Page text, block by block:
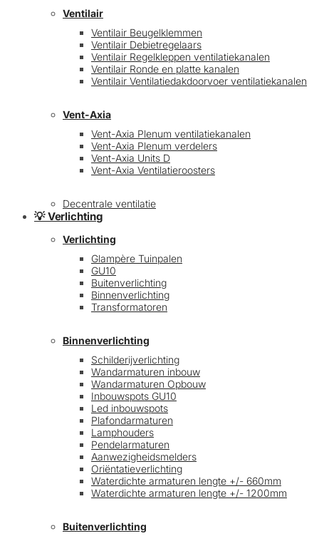
Ventilair
Ventilair Beugelklemmen
Ventilair Debietregelaars
Ventilair Regelkleppen ventilatiekanalen
Ventilair Ronde en platte kanalen
Ventilair Ventilatiedakdoorvoer ventilatiekanalen
Vent-Axia
Vent-Axia Plenum ventilatiekanalen
Vent-Axia Plenum verdelers
Vent-Axia Units D
Vent-Axia Ventilatieroosters
Decentrale ventilatie
💡 Verlichting
Verlichting
Glampère Tuinpalen
GU10
Buitenverlichting
Binnenverlichting
Transformatoren
Binnenverlichting
Schilderijverlichting
Wandarmaturen inbouw
Wandarmaturen Opbouw
Inbouwspots GU10
Led inbouwspots
Plafondarmaturen
Lamphouders
Pendelarmaturen
Aanwezigheidsmelders
Oriëntatieverlichting
Waterdichte armaturen lengte +/- 660mm
Waterdichte armaturen lengte +/- 1200mm
Buitenverlichting